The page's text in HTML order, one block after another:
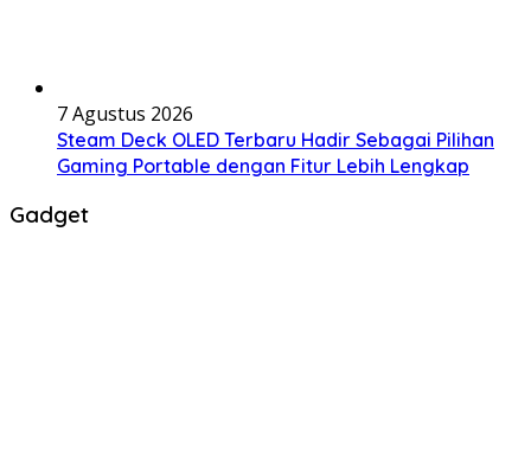
7 Agustus 2026
Steam Deck OLED Terbaru Hadir Sebagai Pilihan
Gaming Portable dengan Fitur Lebih Lengkap
Gadget